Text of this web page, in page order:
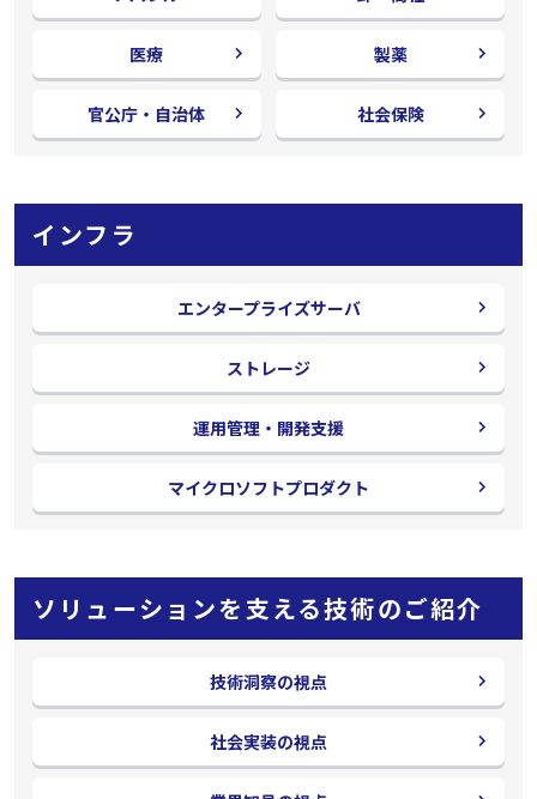
医療 製薬
官公庁・自治体 社会保険
インフラ
エンタープライズサーバ
ストレージ
運用管理・開発支援
マイクロソフトプロダクト
ソリューションを支える技術のご紹介
技術洞察の視点
社会実装の視点